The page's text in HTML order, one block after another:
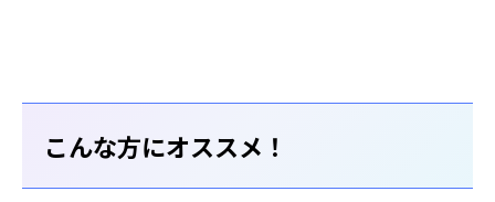
こんな方にオススメ！